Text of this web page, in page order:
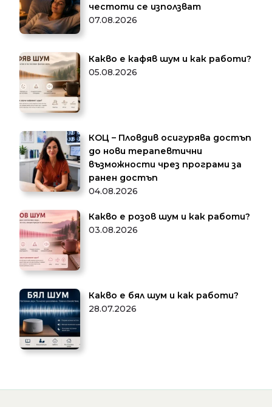
честоти се използват
07.08.2026
Какво е кафяв шум и как работи?
05.08.2026
КОЦ – Пловдив осигурява достъп
до нови терапевтични
възможности чрез програми за
ранен достъп
04.08.2026
Какво е розов шум и как работи?
03.08.2026
Какво е бял шум и как работи?
28.07.2026